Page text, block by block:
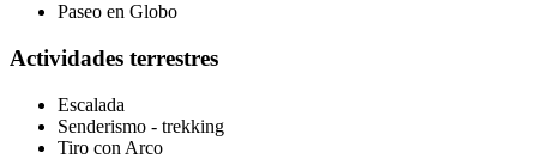
Paseo en Globo
Actividades terrestres
Escalada
Senderismo - trekking
Tiro con Arco